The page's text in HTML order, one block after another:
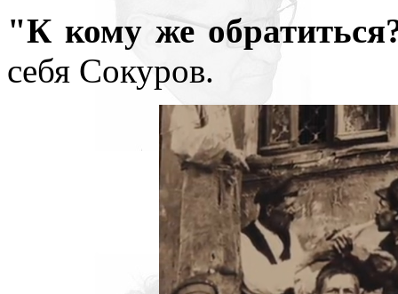
"К кому же
себя Сокуров.